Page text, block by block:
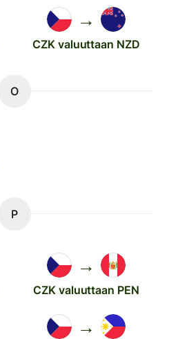
→
CZK valuuttaan NZD
O
P
→
CZK valuuttaan PEN
→